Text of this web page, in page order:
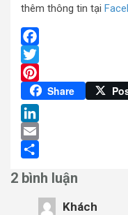
thêm thông tin tại
Facebook
Twitter
Pinterest
Share
LinkedIn
Email
2 bình luận
Khách